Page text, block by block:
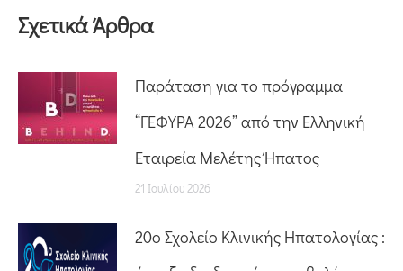
Σχετικά Άρθρα
Παράταση για το πρόγραμμα
“ΓΕΦΥΡΑ 2026” από την Ελληνική
Εταιρεία Μελέτης Ήπατος
21 Ιουλίου 2026
20o Σχολείο Κλινικής Ηπατολογίας :